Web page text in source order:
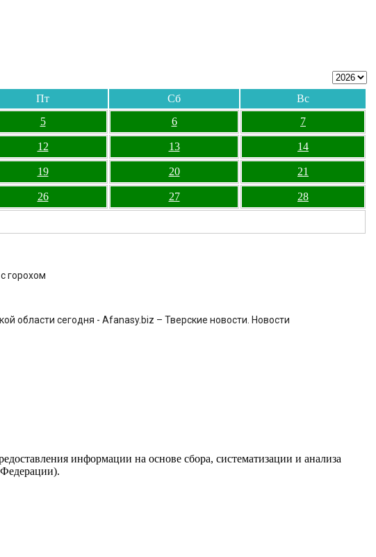
Пт Сб
Вс
5 6 7
12 13 14
19 20 21
26 27 28
горохом
области сегодня - Afanasy.biz – Тверские новости. Новости
информации на основе сбора, систематизации и анализа